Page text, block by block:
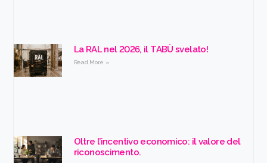
La RAL nel 2026, il TABÙ svelato!
Read More »
Oltre l’incentivo economico: il valore del
riconoscimento.